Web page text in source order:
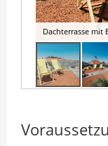
Dachterrasse mit